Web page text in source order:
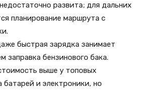
развита; для дальних
планирование маршрута с
быстрая зарядка занимает
заправка бензинового бака.
выше у топовых
и электроники, но